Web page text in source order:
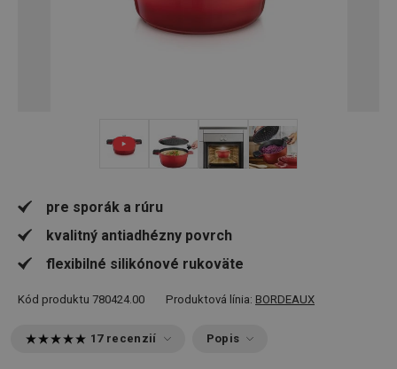
pre sporák a rúru
kvalitný antiadhézny povrch
flexibilné silikónové rukoväte
Kód produktu 780424.00 Produktová línia: BORDEAUX
17 recenzií Popis